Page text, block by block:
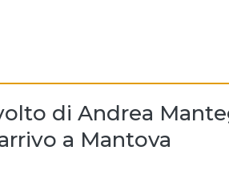
di Andrea
a Mantova